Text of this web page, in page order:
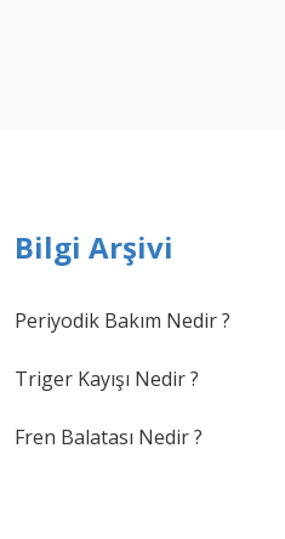
Bilgi Arşivi
Periyodik Bakım Nedir ?
Triger Kayışı Nedir ?
Fren Balatası Nedir ?